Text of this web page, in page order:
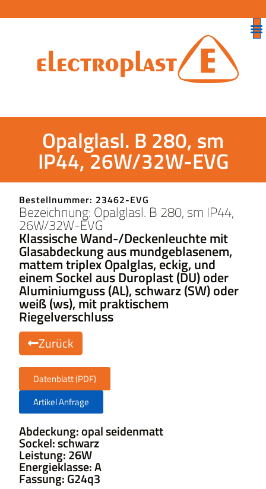
Opalglasl. B 280, sm
IP44, 26W/32W-EVG
Bestellnummer: 23462-EVG
Bezeichnung: Opalglasl. B 280, sm IP44,
26W/32W-EVG
Klassische Wand-/Deckenleuchte mit
Glasabdeckung aus mundgeblasenem,
mattem triplex Opalglas, eckig, und
einem Sockel aus Duroplast (DU) oder
Aluminiumguss (AL), schwarz (SW) oder
weiß (ws), mit praktischem
Riegelverschluss
Zurück
Datenblatt (PDF)
Artikel Anfrage
Abdeckung: opal seidenmatt
Sockel: schwarz
Leistung: 26W
Energieklasse: A
Fassung: G24q3